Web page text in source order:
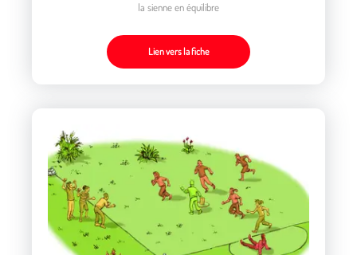
la sienne en équilibre
Lien vers la fiche